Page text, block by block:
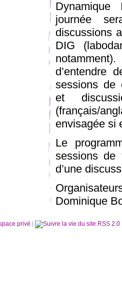
journée
discussions
DIG
d’entendre
sessions de
et
(français/
envisagée si
Le
sessions de
d’une
Dominique
privé RSS 2.0